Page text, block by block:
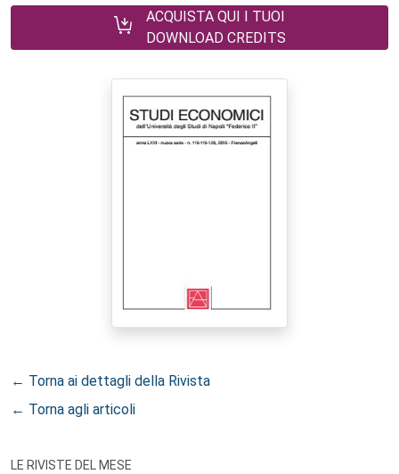
ACQUISTA QUI I TUOI
DOWNLOAD CREDITS
← Torna ai dettagli della Rivista
← Torna agli articoli
LE RIVISTE DEL MESE